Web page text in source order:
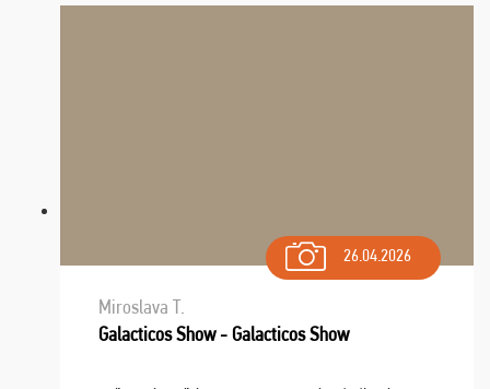
26.04.2026
Miroslava T.
Galacticos Show - Galacticos Show